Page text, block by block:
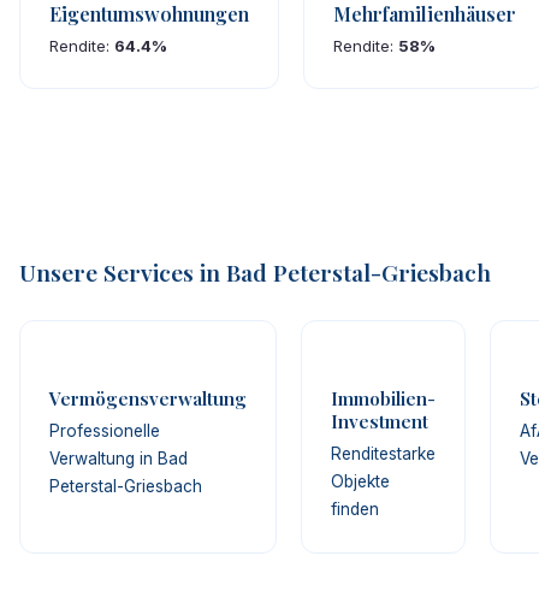
Eigentumswohnungen
Rendite: 64.4%
Mehrfamilienhäuser
Rendite: 58%
Unsere Services in Bad Peterstal-Griesbach
Vermögensverwaltung
Professionelle
Verwaltung in Bad
Peterstal-Griesbach
Immobilien-
Investment
Renditestarke
Objekte
finden